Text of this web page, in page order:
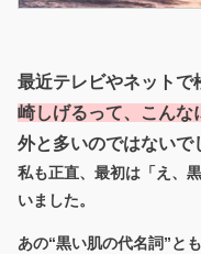
最近テレビやネットで
崎しげるって、こんな
外と多いのではないで
私も正直、最初は「え、
いました。
あの“黒い肌の代名詞”と